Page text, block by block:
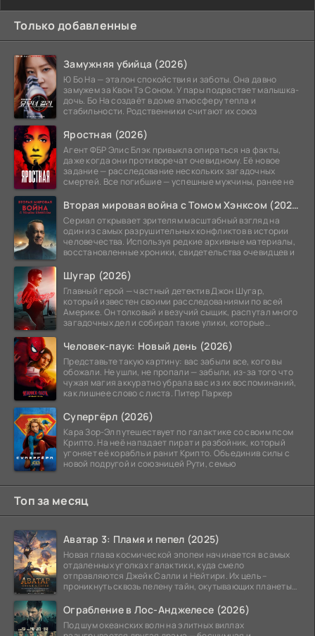
Только добавленные
Замужняя убийца (2026)
Ю Бо На — эталон спокойствия и заботы. Она давно
замужем за Квон Тэ Соном. У пары подрастает малышка-
дочь. Бо На создаёт в доме атмосферу тепла и
стабильности. Родственники считают их союз
Яростная (2026)
Агент ФБР Элис Блэк привыкла опираться на факты,
даже когда они противоречат очевидному. Её новое
задание — расследование нескольких загадочных
смертей. Все погибшие — успешные мужчины, ранее не
Вторая мировая война с Томом Хэнксом (2026)
Сериал открывает зрителям масштабный взгляд на
один из самых разрушительных конфликтов в истории
человечества. Используя редкие архивные материалы,
восстановленные хроники, свидетельства очевидцев и
Шугар (2026)
Главный герой — частный детектив Джон Шугар,
который известен своими расследованиями по всей
Америке. Он толковый и везучий сыщик, распутал много
загадочных дел и собирал такие улики, которые
Человек-паук: Новый день (2026)
Представьте такую картину: вас забыли все, кого вы
обожали. Не ушли, не пропали — забыли, из-за того что
чужая магия аккуратно убрала вас из их воспоминаний,
как лишнее слово с листа. Питер Паркер
Супергёрл (2026)
Кара Зор-Эл путешествует по галактике со своим псом
Крипто. На неё нападает пират и разбойник, который
угоняет её корабль и ранит Крипто. Объединив силы с
новой подругой и союзницей Рути, семью
Топ за месяц
Аватар 3: Пламя и пепел (2025)
Новая глава космической эпопеи начинается в самых
отдаленных уголках галактики, куда смело
отправляются Джейк Салли и Нейтири. Их цель –
проникнуть сквозь пелену тайн, окутывающих планеты
Ограбление в Лос-Анджелесе (2026)
Под шум океанских волн на элитных виллах